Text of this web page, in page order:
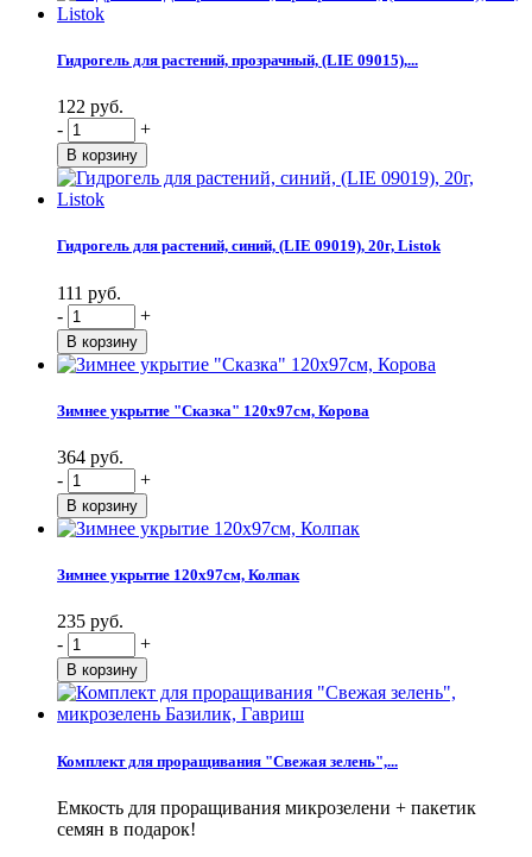
Гидрогель для растений, прозрачный, (LIE 09015),...
122 руб.
-
+
Гидрогель для растений, синий, (LIE 09019), 20г, Listok
111 руб.
-
+
Зимнее укрытие "Сказка" 120х97см, Корова
364 руб.
-
+
Зимнее укрытие 120х97см, Колпак
235 руб.
-
+
Комплект для проращивания "Свежая зелень",...
Емкость для проращивания микрозелени + пакетик
семян в подарок!